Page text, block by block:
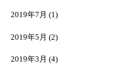
2019年7月 (1)
2019年5月 (2)
2019年3月 (4)